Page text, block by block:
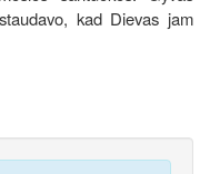
kad Dievas jam